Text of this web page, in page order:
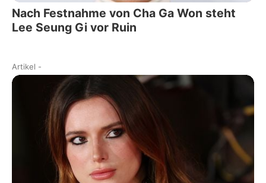
Nach Festnahme von Cha Ga Won steht
Lee Seung Gi vor Ruin
Artikel -